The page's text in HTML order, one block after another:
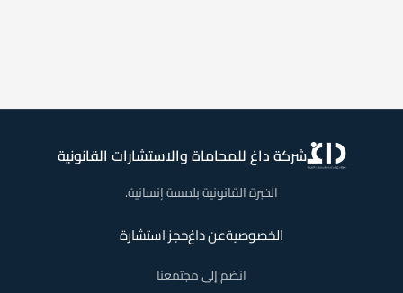
شركة داغ للمحاماة والاستشارات القانونية
الخبرة القانونية بلمسة إنسانية.
الخصوصيةعن داغحجز استشارة
انضم إلى مجتمعنا